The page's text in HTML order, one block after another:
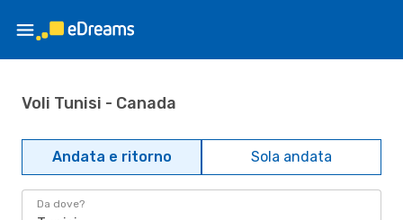
Voli Tunisi - Canada
Andata e ritorno Sola andata
Da dove?